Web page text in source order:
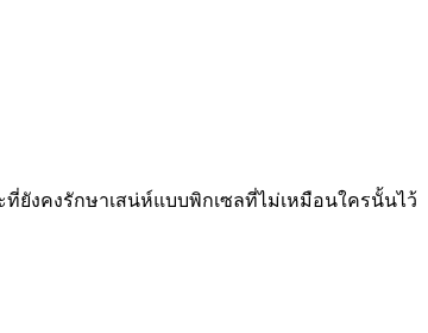
ยังคงรักษาเสน่ห์แบบพิกเซลที่ไม่เหมือนใครนั้นไว้